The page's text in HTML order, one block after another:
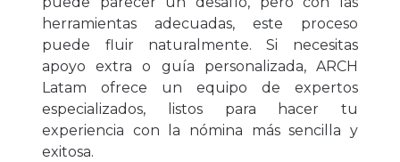
herramientas adecuadas, este proceso
puede fluir naturalmente. Si necesitas
apoyo extra o guía personalizada, ARCH
Latam ofrece un equipo de expertos
especializados, listos para hacer tu
experiencia con la nómina más sencilla y
exitosa.